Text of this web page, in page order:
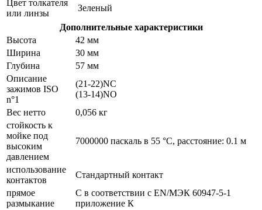
Цвет толкателя
или линзы
Зеленый
Дополнительные характеристики
Высота
42 мм
Ширина
30 мм
Глубина
57 мм
Описание
зажимов ISO
n°1
(21-22)NC
(13-14)NO
Вес нетто
0,056 кг
стойкость к
мойке под
высоким
давлением
7000000 паскаль в 55 °C, расстояние: 0.1 м
использование
контактов
Стандартный контакт
прямое
размыкание
С в соответствии с EN/МЭК 60947-5-1
приложение К